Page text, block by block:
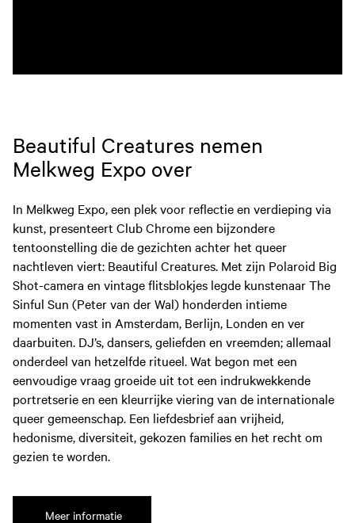
Beautiful Creatures nemen
Melkweg Expo over
In Melkweg Expo, een plek voor reflectie en verdieping via
kunst, presenteert Club Chrome een bijzondere
tentoonstelling die de gezichten achter het queer
nachtleven viert: Beautiful Creatures. Met zijn Polaroid Big
Shot-camera en vintage flitsblokjes legde kunstenaar The
Sinful Sun (Peter van der Wal) honderden intieme
momenten vast in Amsterdam, Berlijn, Londen en ver
daarbuiten. DJ’s, dansers, geliefden en vreemden; allemaal
onderdeel van hetzelfde ritueel. Wat begon met een
eenvoudige vraag groeide uit tot een indrukwekkende
portretserie en een kleurrijke viering van de internationale
queer gemeenschap. Een liefdesbrief aan vrijheid,
hedonisme, diversiteit, gekozen families en het recht om
gezien te worden.
Meer informatie